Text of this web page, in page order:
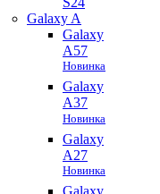
Galaxy A
Galaxy
A57
Новинка
Galaxy
A37
Новинка
Galaxy
A27
Новинка
Galaxy